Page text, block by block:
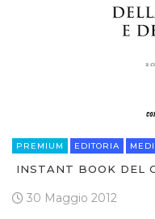
PREMIUM EDITORIA
INSTANT BOOK DEL
30 Maggio 2012